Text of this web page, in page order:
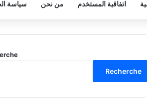
سياسة من نحن اتفاقية المستخدم
Recherche